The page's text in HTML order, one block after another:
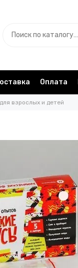
Оплата
взрослых и детей